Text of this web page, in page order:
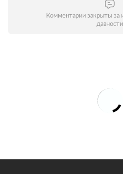
Комментарии закрыты за
давности